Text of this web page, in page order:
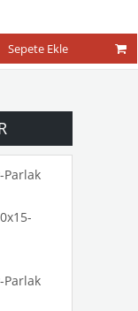
Ekle
Parlak
Parlak